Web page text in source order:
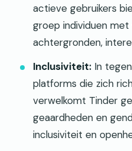
actieve gebruikers
groep individuen met
achtergronden,
Inclusiviteit: In
platforms die zich
verwelkomt Tinder
geaardheden en
inclusiviteit en